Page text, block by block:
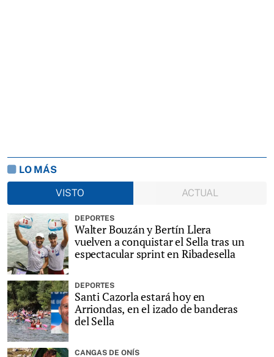
LO MÁS
VISTO
ACTUAL
DEPORTES
Walter Bouzán y Bertín Llera
vuelven a conquistar el Sella tras un
espectacular sprint en Ribadesella
DEPORTES
Santi Cazorla estará hoy en
Arriondas, en el izado de banderas
del Sella
CANGAS DE ONÍS